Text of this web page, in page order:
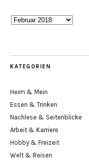
Blog-
KATEGORIEN
Heim & Mein
Essen & Trinken
Nachlese & Seitenblicke
Arbeit & Karriere
Hobby & Freizeit
Welt & Reisen